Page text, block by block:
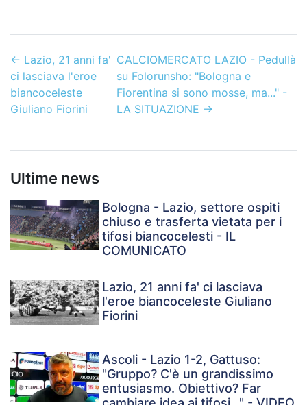
← Lazio, 21 anni fa'
ci lasciava l'eroe
biancoceleste
Giuliano Fiorini
CALCIOMERCATO LAZIO - Pedullà
su Folorunsho: "Bologna e
Fiorentina si sono mosse, ma..." -
LA SITUAZIONE →
Ultime news
Bologna - Lazio, settore ospiti
chiuso e trasferta vietata per i
tifosi biancocelesti - IL
COMUNICATO
Lazio, 21 anni fa' ci lasciava
l'eroe biancoceleste Giuliano
Fiorini
Ascoli - Lazio 1-2, Gattuso:
"Gruppo? C'è un grandissimo
entusiasmo. Obiettivo? Far